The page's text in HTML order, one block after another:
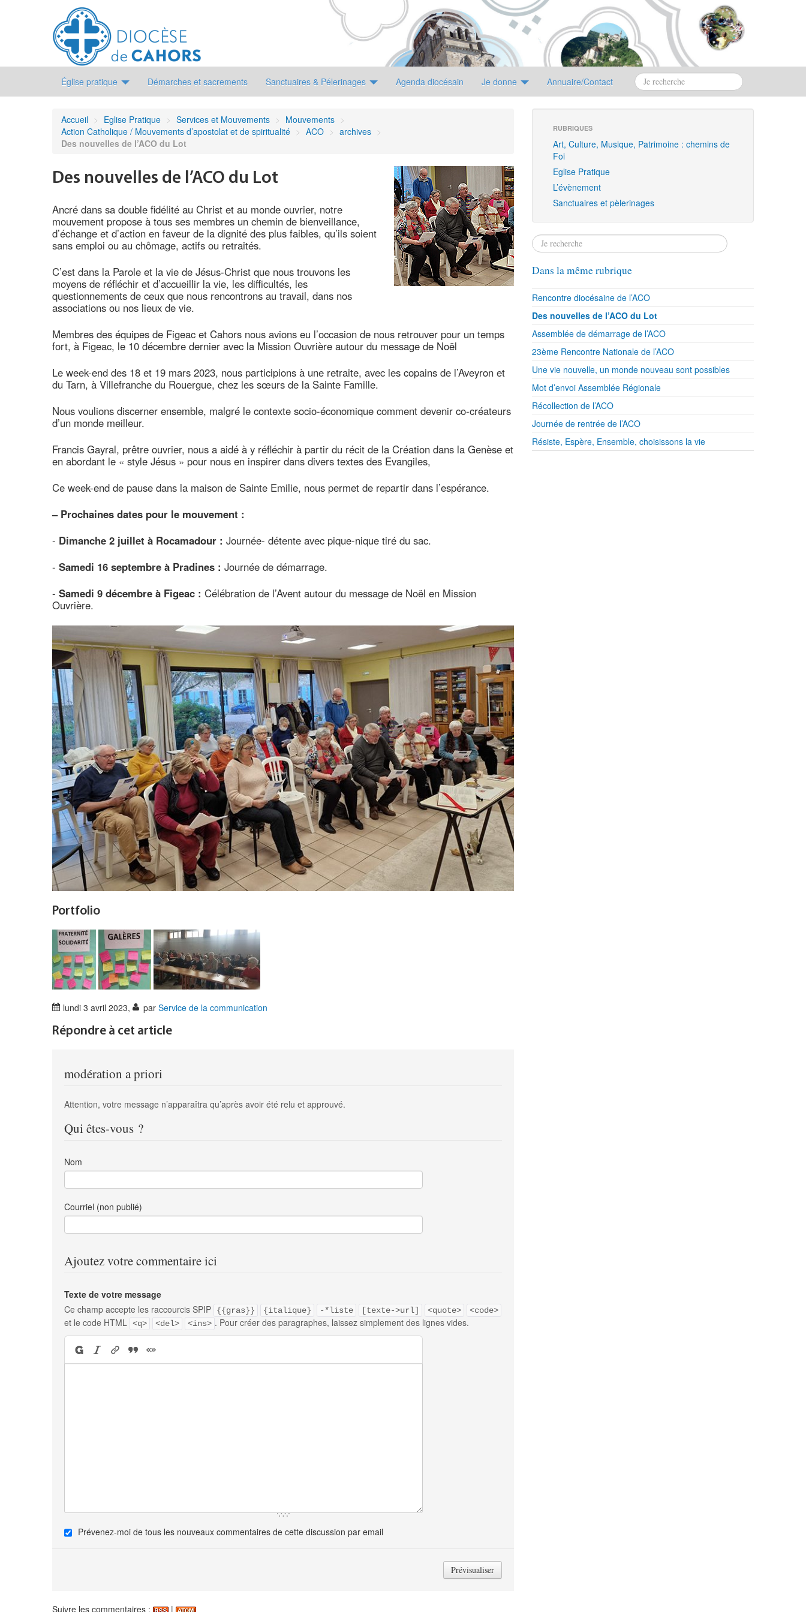
Église pratique Démarches et sacrements Sanctuaires & Pélerinages Agenda diocésain Je donne Annuaire/Contact
Accueil > Eglise Pratique > Services et Mouvements > Mouvements >
Action Catholique / Mouvements d’apostolat et de spiritualité > ACO > archives >
Des nouvelles de l’ACO du Lot
Des nouvelles de l’ACO du Lot
Ancré dans sa double fidélité au Christ et au monde ouvrier, notre
mouvement propose à tous ses membres un chemin de bienveillance,
d’échange et d’action en faveur de la dignité des plus faibles, qu’ils soient
sans emploi ou au chômage, actifs ou retraités.
C’est dans la Parole et la vie de Jésus-Christ que nous trouvons les
moyens de réfléchir et d’accueillir la vie, les difficultés, les
questionnements de ceux que nous rencontrons au travail, dans nos
associations ou nos lieux de vie.
Membres des équipes de Figeac et Cahors nous avions eu l’occasion de nous retrouver pour un temps
fort, à Figeac, le 10 décembre dernier avec la Mission Ouvrière autour du message de Noël
Le week-end des 18 et 19 mars 2023, nous participions à une retraite, avec les copains de l’Aveyron et
du Tarn, à Villefranche du Rouergue, chez les sœurs de la Sainte Famille.
Nous voulions discerner ensemble, malgré le contexte socio-économique comment devenir co-créateurs
d’un monde meilleur.
Francis Gayral, prêtre ouvrier, nous a aidé à y réfléchir à partir du récit de la Création dans la Genèse et
en abordant le « style Jésus » pour nous en inspirer dans divers textes des Evangiles,
Ce week-end de pause dans la maison de Sainte Emilie, nous permet de repartir dans l’espérance.
– Prochaines dates pour le mouvement :
- Dimanche 2 juillet à Rocamadour : Journée- détente avec pique-nique tiré du sac.
- Samedi 16 septembre à Pradines : Journée de démarrage.
- Samedi 9 décembre à Figeac : Célébration de l’Avent autour du message de Noël en Mission
Ouvrière.
Portfolio
lundi 3 avril 2023, par Service de la communication
Répondre à cet article
modération a priori
Attention, votre message n’apparaîtra qu’après avoir été relu et approuvé.
Qui êtes-vous ?
Nom
Courriel (non publié)
Ajoutez votre commentaire ici
Texte de votre message
Ce champ accepte les raccourcis SPIP
{{gras}} {italique} -*liste [texte->url] <quote> <code>
et le code HTML <q> <del> <ins> . Pour créer des paragraphes, laissez simplement des lignes vides.
Prévenez-moi de tous les nouveaux commentaires de cette discussion par email
Suivre les commentaires : |
RUBRIQUES
Art, Culture, Musique, Patrimoine : chemins de
Foi
Eglise Pratique
L’évènement
Sanctuaires et pèlerinages
Dans la même rubrique
Rencontre diocésaine de l’ACO
Des nouvelles de l’ACO du Lot
Assemblée de démarrage de l’ACO
23ème Rencontre Nationale de l’ACO
Une vie nouvelle, un monde nouveau sont possibles
Mot d’envoi Assemblée Régionale
Récollection de l’ACO
Journée de rentrée de l’ACO
Résiste, Espère, Ensemble, choisissons la vie